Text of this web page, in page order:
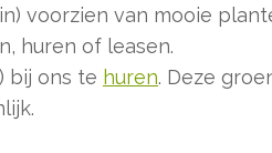
voorzien van mooie
huren of leasen.
bij ons te huren. Deze